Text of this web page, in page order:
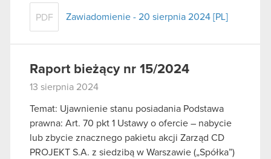
PDF Zawiadomienie - 20 sierpnia 2024 [PL]
Raport bieżący nr 15/2024
13 sierpnia 2024
Temat: Ujawnienie stanu posiadania Podstawa
prawna: Art. 70 pkt 1 Ustawy o ofercie – nabycie
lub zbycie znacznego pakietu akcji Zarząd CD
PROJEKT S.A. z siedzibą w Warszawie („Spółka”)